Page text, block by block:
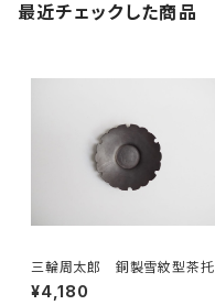
最近チェックした商品
三輪周太郎 銅製雪紋型茶托
¥4,180